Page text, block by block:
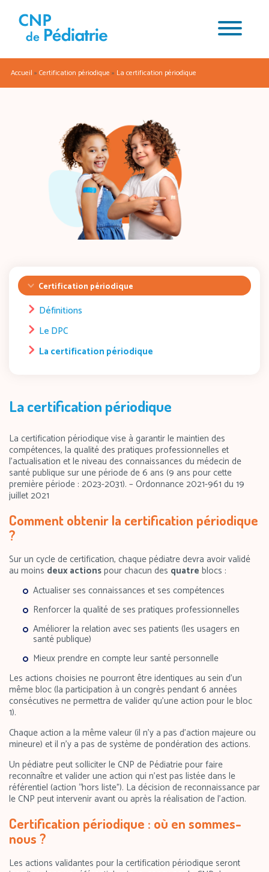
Accueil » Certification périodique » La certification périodique
Certification périodique
Définitions
Le DPC
La certification périodique
La certification périodique
La certification périodique vise à garantir le maintien des
compétences, la qualité des pratiques professionnelles et
l’actualisation et le niveau des connaissances du médecin de
santé publique sur une période de 6 ans (9 ans pour cette
première période : 2023-2031). – Ordonnance 2021-961 du 19
juillet 2021
Comment obtenir la certification périodique
?
Sur un cycle de certification, chaque pédiatre devra avoir validé
au moins deux actionspour chacun des quatre blocs :
Actualiser ses connaissances et ses compétences
Renforcer la qualité de ses pratiques professionnelles
Améliorer la relation avec ses patients (les usagers en
santé publique)
Mieux prendre en compte leur santé personnelle
Les actions choisies ne pourront être identiques au sein d’un
même bloc (la participation à un congrès pendant 6 années
consécutives ne permettra de valider qu’une action pour le bloc
1).
Chaque action a la même valeur (il n’y a pas d’action majeure ou
mineure) et il n’y a pas de système de pondération des actions.
Un pédiatre peut solliciter le CNP de Pédiatrie pour faire
reconnaître et valider une action qui n’est pas listée dans le
référentiel (action “hors liste”). La décision de reconnaissance par
le CNP peut intervenir avant ou après la réalisation de l’action.
Certification périodique : où en sommes-
nous ?
Les actions validantes pour la certification périodique seront